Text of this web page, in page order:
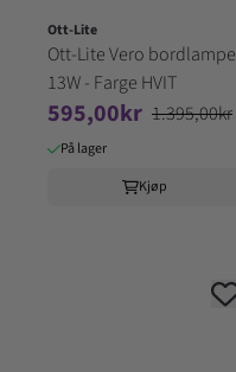
Ott-Lite
Ott-Lite Vero bordlampe
13W - Farge HVIT
595,00kr 1.395,00kr
På lager
Kjøp